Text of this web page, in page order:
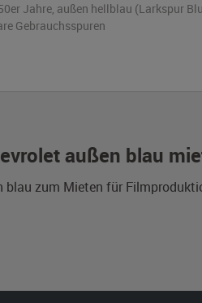
außen blau
blau zum Mieten für
Jahre, außen hellblau (Larkspur
Gebrauchsspuren